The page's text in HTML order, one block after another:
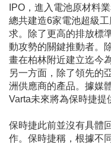
IPO，進入電池原材料
總共建造6家電池超級
求。除了更高的排放標
動攻勢的關鍵推動者。
畫在柏林附近建立迄今
另一方面，除了領先的
洲供應商的產品。據媒
Varta未來將為保時捷提
保時捷此前並沒有具體
作。保時捷稱，根據不